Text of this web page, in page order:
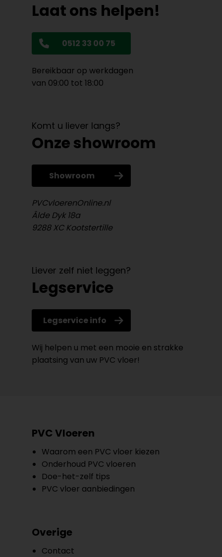
Laat ons helpen!
0512 33 00 75
Bereikbaar op werkdagen
van 09:00 tot 18:00
Komt u liever langs?
Onze showroom
Showroom
PVCvloerenOnline.nl
Âlde Dyk 18a
9288 XC Kootstertille
Liever zelf niet leggen?
Legservice
Legservice info
Wij helpen u met een mooie en strakke
plaatsing van uw PVC vloer!
PVC Vloeren
Waarom een PVC vloer kiezen
Onderhoud PVC vloeren
Doe-het-zelf tips
PVC vloer aanbiedingen
Overige
Contact